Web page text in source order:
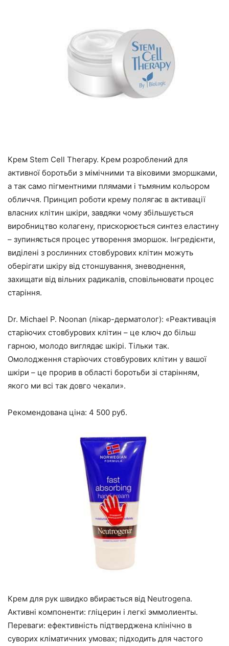
Крем Stem Cell Therapy. Крем розроблений для
активної боротьби з мімічними та віковими зморшками,
а так само пігментними плямами і тьмяним кольором
обличчя. Принцип роботи крему полягає в активації
власних клітин шкіри, завдяки чому збільшується
виробництво колагену, прискорюється синтез еластину
– зупиняється процес утворення зморшок. Інгредієнти,
виділені з рослинних стовбурових клітин можуть
оберігати шкіру від стоншування, зневоднення,
захищати від вільних радикалів, сповільнювати процес
старіння.
Dr. Michael P. Noonan (лікар-дерматолог): «Реактивація
старіючих стовбурових клітин – це ключ до більш
гарною, молодо виглядає шкірі. Тільки так.
Омолодження старіючих стовбурових клітин у вашої
шкіри – це прорив в області боротьби зі старінням,
якого ми всі так довго чекали».
Рекомендована ціна: 4 500 руб.
Крем для рук швидко вбирається від Neutrogena.
Активні компоненти: гліцерин і легкі эммолиенты.
Переваги: ефективність підтверджена клінічно в
суворих кліматичних умовах; підходить для частого